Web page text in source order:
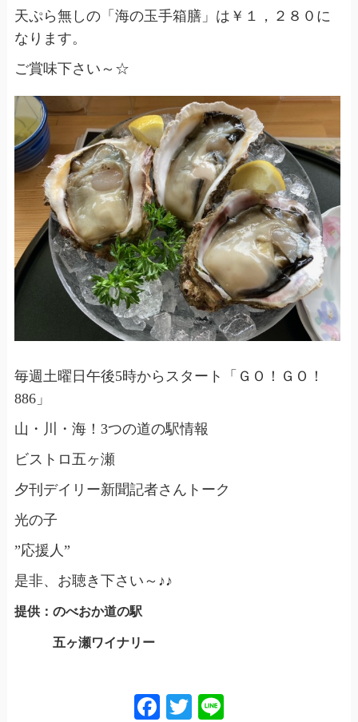
天ぷら無しの「海の玉手箱膳」は￥１，２８０に
なります。
ご賞味下さい～☆
毎週土曜日午後5時からスタート「ＧＯ！ＧＯ！
886」
山・川・海！3つの道の駅情報
ビストロ五ヶ瀬
夕刊デイリー新聞記者さんトーク
光の子
”応援人”
是非、お聴き下さい～♪♪
提供：のべおか道の駅
五ヶ瀬ワイナリー
Facebook
Twitter